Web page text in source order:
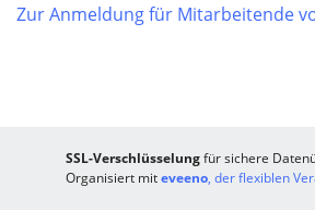
Zur Anmeldung für Mitarbeitende
SSL-Verschlüsselungfür sichere
Organisiert miteveeno, der flexiblen